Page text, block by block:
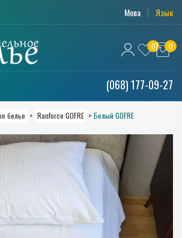
Мова Язык
0 0
(068) 177-09-27
белье > Ranforce GOFRE > Белый GOFRE